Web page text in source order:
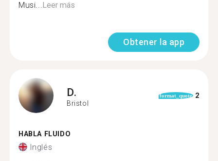
Musi...Leer más
Obtener la app
D.
Bristol
format_quote 2
HABLA FLUIDO
Inglés